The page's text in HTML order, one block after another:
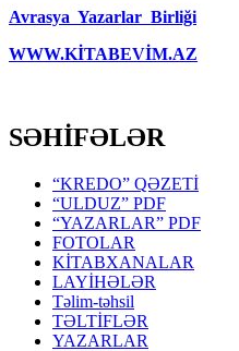
Avrasya Yazarlar Birliği
WWW.KİTABEVİM.AZ
SƏHİFƏLƏR
“KREDO” QƏZETİ
“ULDUZ” PDF
“YAZARLAR” PDF
FOTOLAR
KİTABXANALAR
LAYİHƏLƏR
Təlim-təhsil
TƏLTİFLƏR
YAZARLAR